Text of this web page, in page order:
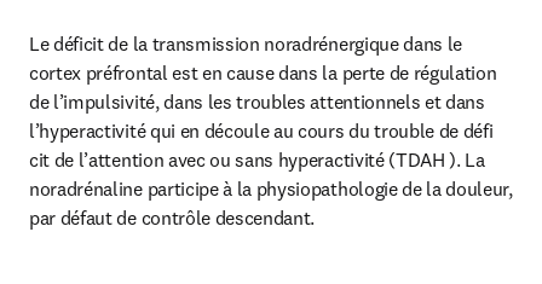
Le déficit de la transmission noradrénergique dans le
cortex préfrontal est en cause dans la perte de régulation
de l’impulsivité, dans les troubles attentionnels et dans
l’hyperactivité qui en découle au cours du trouble de défi
cit de l’attention avec ou sans hyperactivité (TDAH ). La
noradrénaline participe à la physiopathologie de la douleur,
par défaut de contrôle descendant.